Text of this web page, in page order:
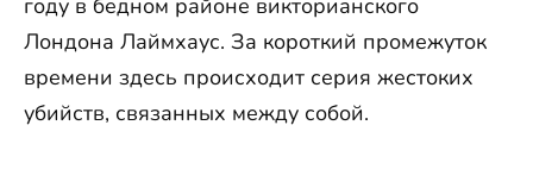
году в бедном районе викторианского
Лондона Лаймхаус. За короткий промежуток
времени здесь происходит серия жестоких
убийств, связанных между собой.